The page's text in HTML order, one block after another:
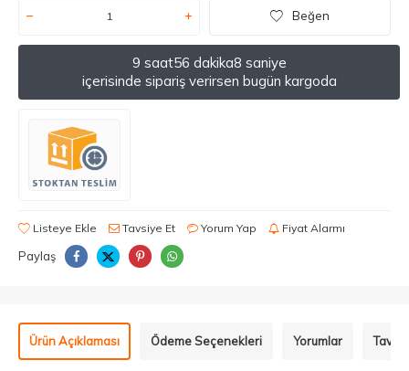
Beğen
9 saat56 dakika7 saniye
içerisinde sipariş verirsen bugün kargoda
Listeye Ekle Tavsiye Et Yorum Yap Fiyat Alarmı
Paylaş
Ürün Açıklaması Ödeme Seçenekleri Yorumlar